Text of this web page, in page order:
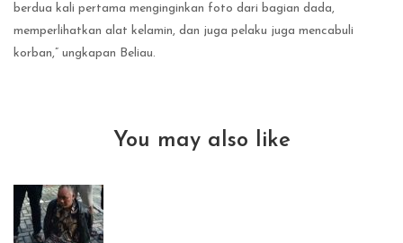
berdua kali pertama menginginkan foto dari bagian dada,
memperlihatkan alat kelamin, dan juga pelaku juga mencabuli
korban,” ungkapan Beliau.
You may also like